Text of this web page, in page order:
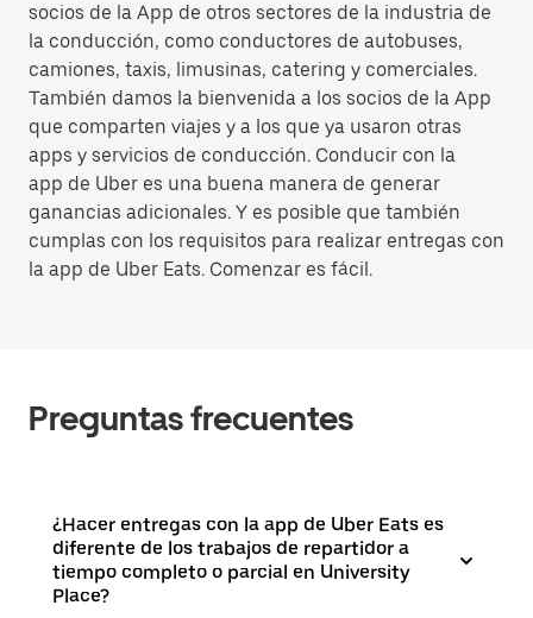
socios de la App de otros sectores de la industria de
la conducción, como conductores de autobuses,
camiones, taxis, limusinas, catering y comerciales.
También damos la bienvenida a los socios de la App
que comparten viajes y a los que ya usaron otras
apps y servicios de conducción. Conducir con la
app de Uber es una buena manera de generar
ganancias adicionales. Y es posible que también
cumplas con los requisitos para realizar entregas con
la app de Uber Eats. Comenzar es fácil.
Preguntas frecuentes
¿Hacer entregas con la app de Uber Eats es
diferente de los trabajos de repartidor a
tiempo completo o parcial en University
Place?